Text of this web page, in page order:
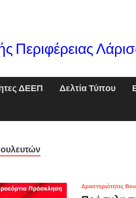
Περιφέρειας
ΔΕΕΠ Δελτία Τύπου
Δραστηριότητες